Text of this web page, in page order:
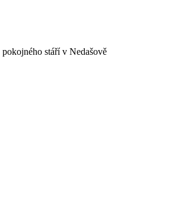
stáří v Nedašově